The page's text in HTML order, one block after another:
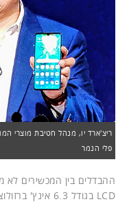
ריצ'ארד יו, מנהל חטיבת מוצרי
פלי הנמר